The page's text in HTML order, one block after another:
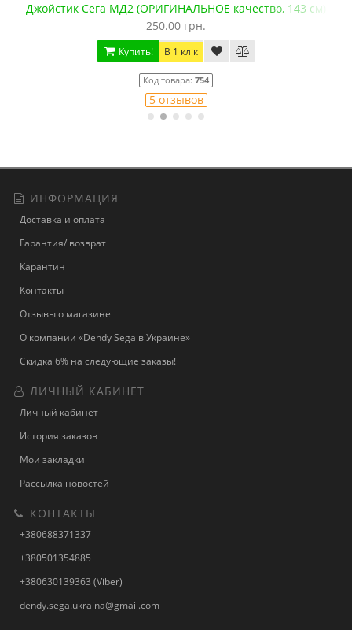
Джойстик Сега МД2 (ОРИГИНАЛЬНОЕ качество, 143 см)
250.00 грн.
Купить! В 1 клік
Код товара: 754
5 отзывов
ИНФОРМАЦИЯ
Доставка и оплата
Гарантия/ возврат
Карантин
Контакты
Отзывы о магазине
О компании «Dendy Sega в Украине»
Скидка 6% на следующие заказы!
ЛИЧНЫЙ КАБИНЕТ
Личный кабинет
История заказов
Мои закладки
Рассылка новостей
КОНТАКТЫ
+380688371337
+380501354885
+380630139363 (Viber)
dendy.sega.ukraina@gmail.com